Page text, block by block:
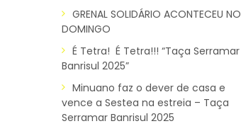
GRENAL SOLIDÁRIO ACONTECEU NO
DOMINGO
É Tetra! É Tetra!!! “Taça Serramar
Banrisul 2025”
Minuano faz o dever de casa e
vence a Sestea na estreia – Taça
Serramar Banrisul 2025